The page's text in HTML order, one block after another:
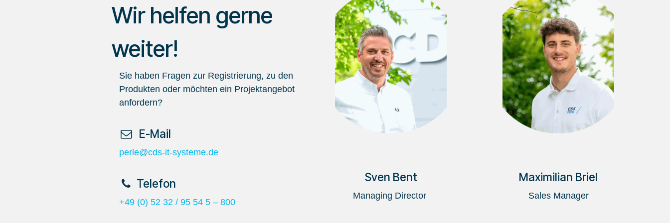
Wir helfen gerne
weiter!
Sie haben Fragen zur Registrierung, zu den
Produkten oder möchten ein Projektangebot
anfordern?
​ E-Mail
perle@cds-it-systeme.de
​Telefon
+49 (0) 52 32 / 95 54 5 – 800
Sven Bent
Managing Director
Maximilian Briel
Sales Manager